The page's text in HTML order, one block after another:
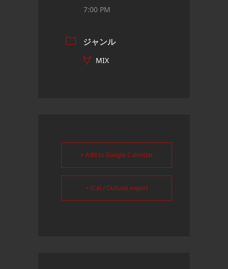
7:00 PM
ジャンル
MIX
+ Add to Google Calendar
+ iCal / Outlook export